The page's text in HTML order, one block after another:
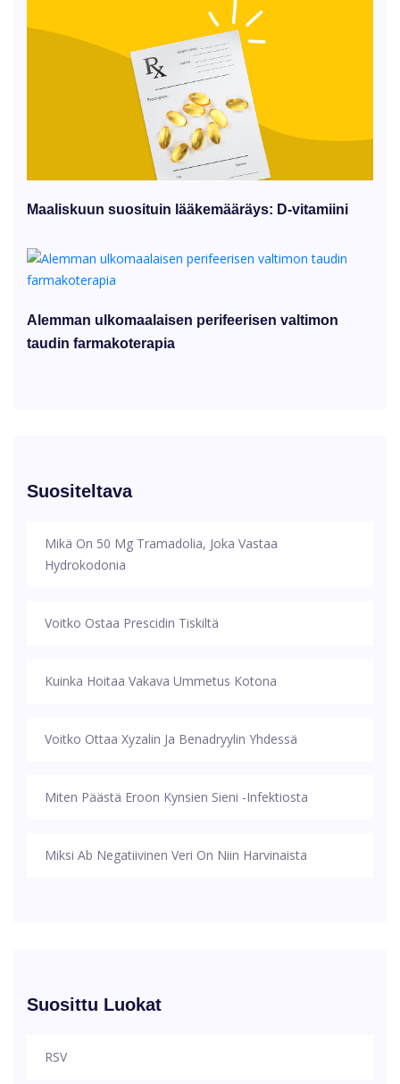
Maaliskuun suosituin lääkemääräys: D-vitamiini
Alemman ulkomaalaisen perifeerisen valtimon
taudin farmakoterapia
Suositeltava
Mikä On 50 Mg Tramadolia, Joka Vastaa
Hydrokodonia
Voitko Ostaa Prescidin Tiskiltä
Kuinka Hoitaa Vakava Ummetus Kotona
Voitko Ottaa Xyzalin Ja Benadryylin Yhdessä
Miten Päästä Eroon Kynsien Sieni -infektiosta
Miksi Ab Negatiivinen Veri On Niin Harvinaista
Suosittu Luokat
RSV